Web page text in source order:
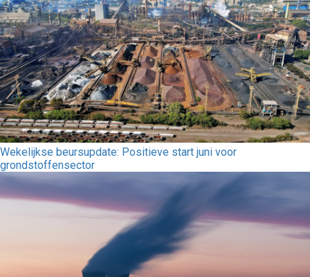
Wekelijkse beursupdate: Positieve start juni voor
grondstoffensector